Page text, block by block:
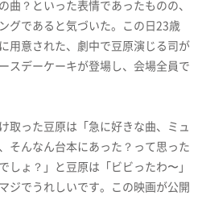
曲？といった表情であったものの、
グであると気づいた。この日23歳
用意された、劇中で豆原演じる司が
スデーケーキが登場し、会場全員で
取った豆原は「急に好きな曲、ミュ
そんなん台本にあった？って思った
しょ？」と豆原は「ビビったわ〜」
ジでうれしいです。この映画が公開